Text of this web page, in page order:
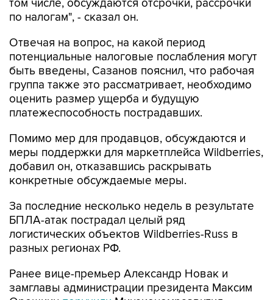
Отвечая на вопрос, на какой период
быть введены, Сазанов пояснил, что рабочая
группа также это рассматривает, необходимо
оценить размер ущерба и будущую
платежеспособность пострадавших.
Помимо мер для продавцов, обсуждаются и
добавил он, отказавшись раскрывать
конкретные обсуждаемые меры.
За последние несколько недель в результате
логистических объектов Wildberries-Russ в
разных регионах РФ.
Ранее вице-премьер Александр Новак и
ОрешкинпоручилиМинэкономразвития,
Минфину, ФНС совместно с Центральным